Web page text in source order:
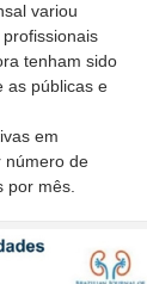
variou
tenham sido
as públicas e
em
número de
por mês.